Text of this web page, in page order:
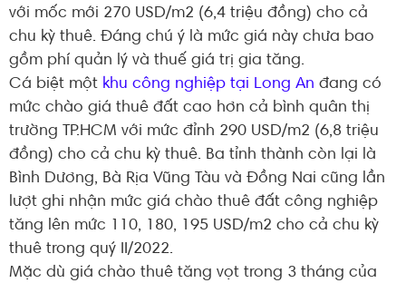
với mốc mới 270 USD/m2 (6,4 triệu đồng) cho cả
chu kỳ thuê. Đáng chú ý là mức giá này chưa bao
gồm phí quản lý và thuế giá trị gia tăng.
Cá biệt một khu công nghiệp tại Long An đang có
mức chào giá thuê đất cao hơn cả bình quân thị
trường TP.HCM với mức đỉnh 290 USD/m2 (6,8 triệu
đồng) cho cả chu kỳ thuê. Ba tỉnh thành còn lại là
Bình Dương, Bà Rịa Vũng Tàu và Đồng Nai cũng lần
lượt ghi nhận mức giá chào thuê đất công nghiệp
tăng lên mức 110, 180, 195 USD/m2 cho cả chu kỳ
thuê trong quý II/2022.
Mặc dù giá chào thuê tăng vọt trong 3 tháng của